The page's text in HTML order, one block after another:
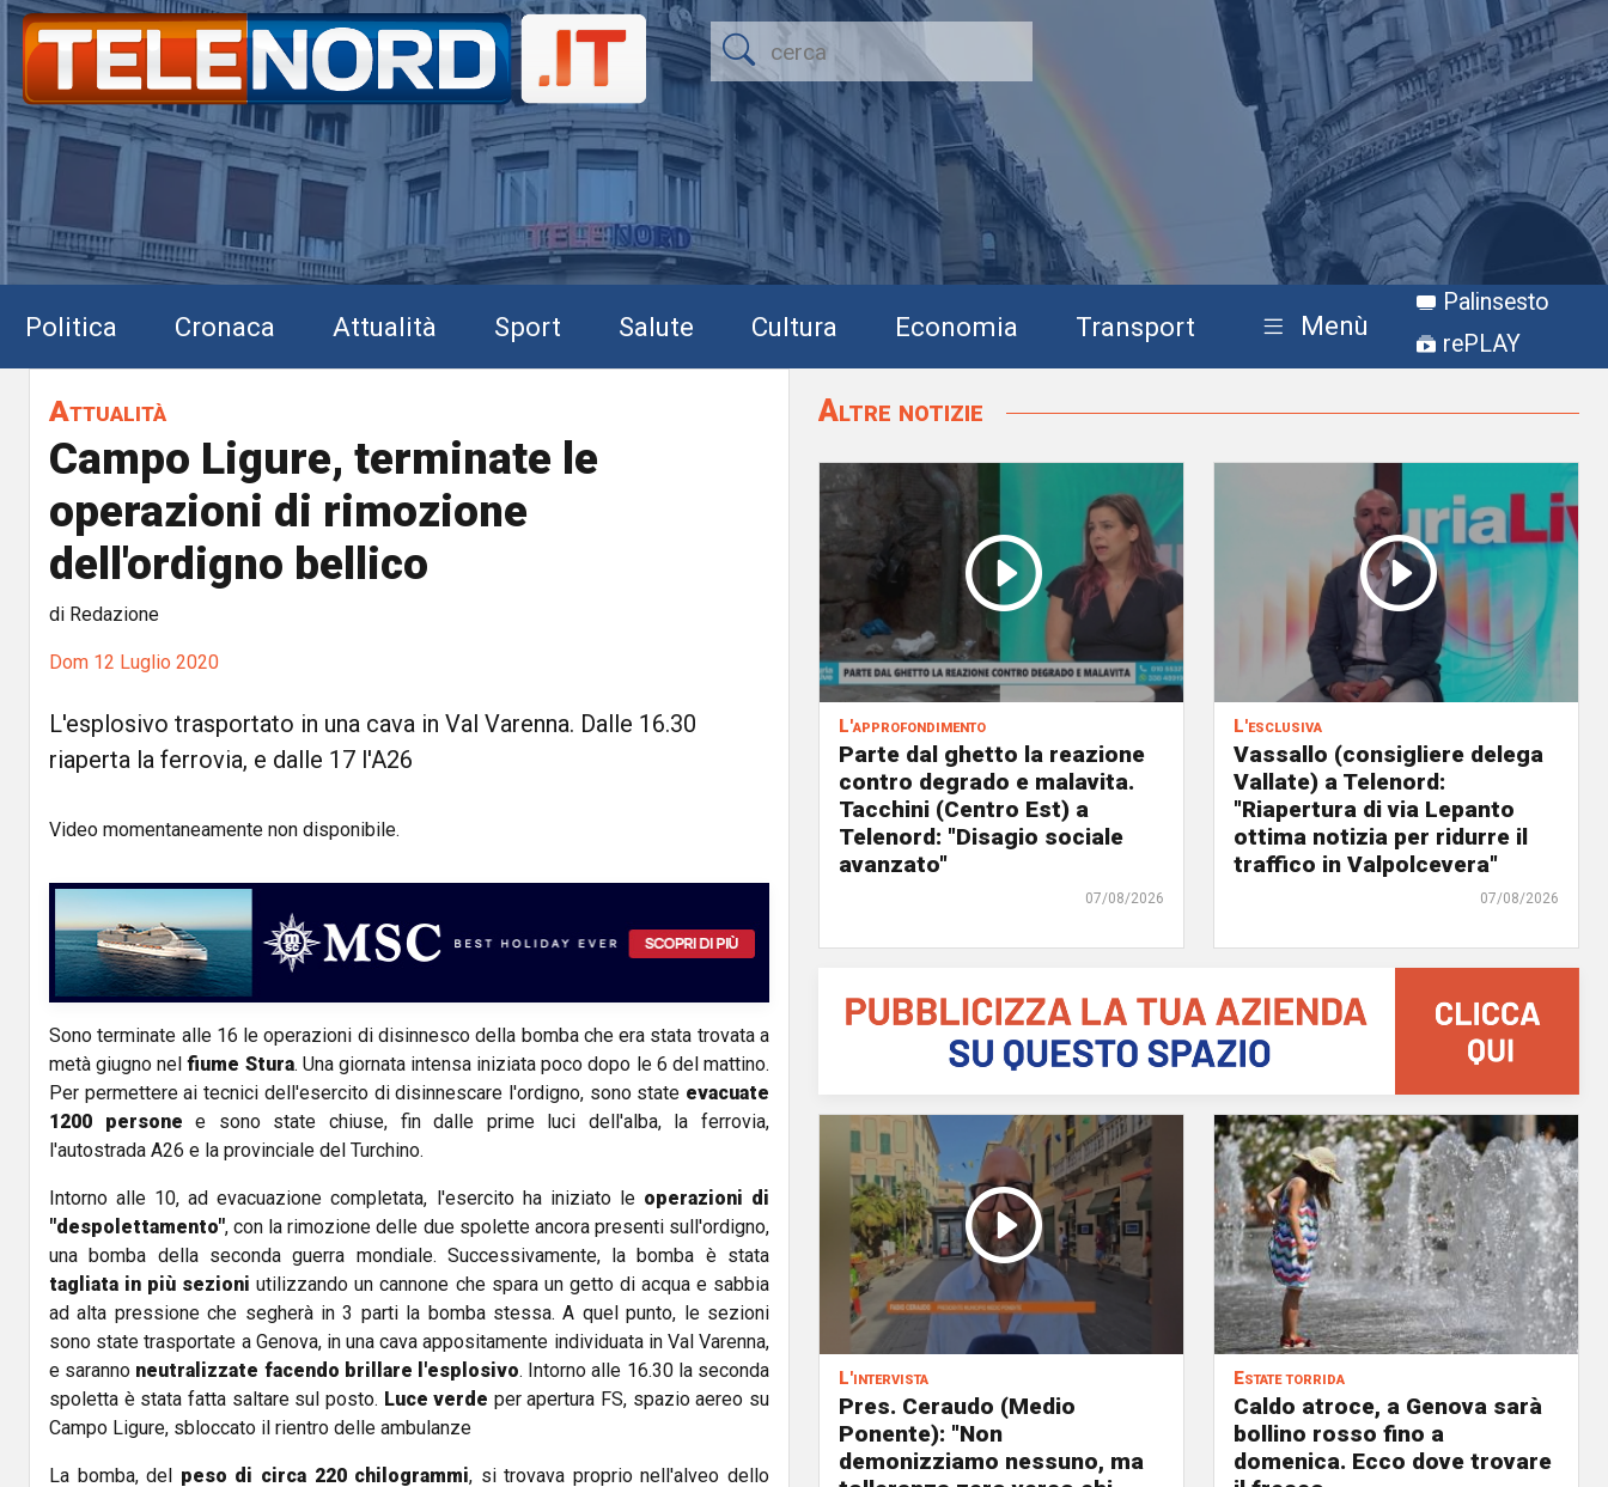
Politica Cronaca Attualità Sport Salute Cultura Economia Transport Menù
Palinsesto
rePLAY
Attualità
Campo Ligure, terminate le
operazioni di rimozione
dell'ordigno bellico
di Redazione
Dom 12 Luglio 2020
L'esplosivo trasportato in una cava in Val Varenna. Dalle 16.30
riaperta la ferrovia, e dalle 17 l'A26
Video momentaneamente non disponibile.
Sono terminate alle 16 le operazioni di disinnesco della bomba che era stata trovata a
metà giugno nelfiume Stura. Una giornata intensa iniziata poco dopo le 6 del mattino.
Per permettere ai tecnici dell'esercito di disinnescare l'ordigno, sono state evacuate
1200 persone e sono state chiuse, fin dalle prime luci dell'alba, la ferrovia,
l'autostrada A26 e la provinciale del Turchino.
Intorno alle 10, ad evacuazione completata, l'esercito ha iniziato le operazioni di
"despolettamento", con la rimozione delle due spolette ancora presenti sull'ordigno,
una bomba della seconda guerra mondiale. Successivamente, la bomba è stata
tagliata in più sezioni utilizzando un cannone che spara un getto di acqua e sabbia
ad alta pressione che segherà in 3 parti la bomba stessa. A quel punto, le sezioni
sono state trasportate a Genova, in una cava appositamente individuata in Val Varenna,
e saranno neutralizzate facendo brillare l'esplosivo. Intorno alle 16.30 la seconda
spoletta è stata fatta saltare sul posto. Luce verde per apertura FS, spazio aereo su
Campo Ligure, sbloccato il rientro delle ambulanze
La bomba, del peso di circa 220 chilogrammi, si trovava proprio nell'alveo dello
Altre notizie
L'approfondimento
Parte dal ghetto la reazione
contro degrado e malavita.
Tacchini (Centro Est) a
Telenord: "Disagio sociale
avanzato"
07/08/2026
L'esclusiva
Vassallo (consigliere delega
Vallate) a Telenord:
"Riapertura di via Lepanto
ottima notizia per ridurre il
traffico in Valpolcevera"
07/08/2026
L'intervista
Pres. Ceraudo (Medio
Ponente): "Non
demonizziamo nessuno, ma
Estate torrida
Caldo atroce, a Genova sarà
bollino rosso fino a
domenica. Ecco dove trovare